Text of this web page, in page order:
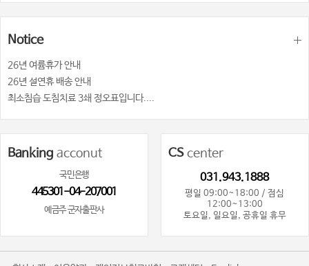
Notice
26년 여륨휴가 안내
26년 설연휴 배송 안내
최소침습 도침치료 3쇄 정오표입니다....
Banking acconut
국민은행
445301-04-207001
예금주 군자출판사
CScenter
031.943.1888
평일 09:00~18:00 / 점심
12:00~13:00
토요일, 일요일, 공휴일 휴무